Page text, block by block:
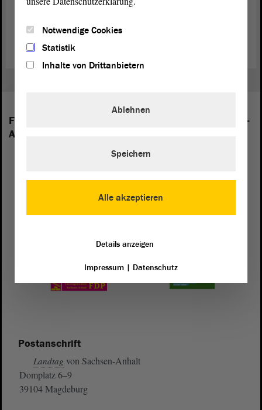
beraten.
(Das ist ein Angebot in Einfacher Sprache).
Folgende Fraktionen sind im Landtag von Sachsen-
Anhalt vertreten:
Postanschrift
Landtag von Sachsen-Anhalt
Domplatz 6–9
39104 Magdeburg
Notwendige Cookies
Statistik
Inhalte von Drittanbietern
Alle akzeptieren
Ablehnen
Speichern
Details anzeigen
Impressum| Datenschutz